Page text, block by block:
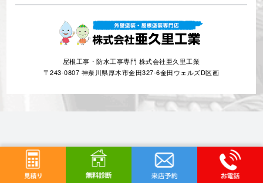
屋根工事・防水工事専門 株式会社亜久里工業
〒243-0807 神奈川県厚木市金田327-6金田ウェルズD区画
対応エリア